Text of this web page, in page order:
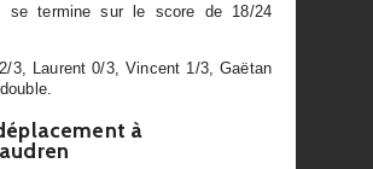
se termine sur le score de 18/24
3, Laurent 0/3, Vincent 1/3, Gaëtan
à